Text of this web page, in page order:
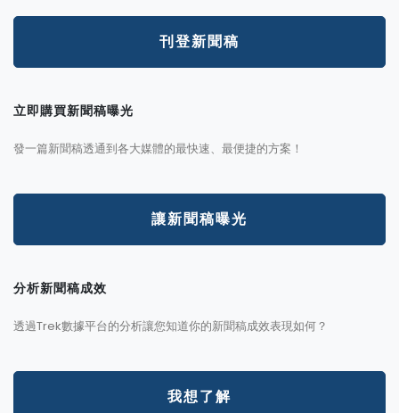
刊登新聞稿
立即購買新聞稿曝光
發一篇新聞稿透通到各大媒體的最快速、最便捷的方案！
讓新聞稿曝光
分析新聞稿成效
透過Trek數據平台的分析讓您知道你的新聞稿成效表現如何？
我想了解